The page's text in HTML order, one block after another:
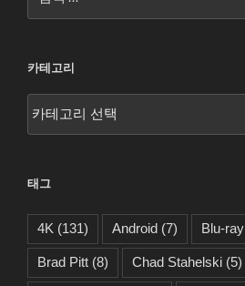
색:
카테고리
태그
4K (131) Android (7) Blu-ray
Brad Pitt (8) Chad Stahelski (5)